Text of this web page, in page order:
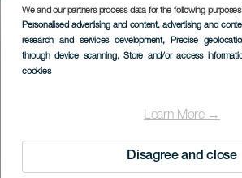
We and our partners process data for the following
Personalised advertising and content, advertising and
research and services development, Precise
through device scanning, Store and/or access
cookies
Learn More →
Disagree and close
Imagen
Listado